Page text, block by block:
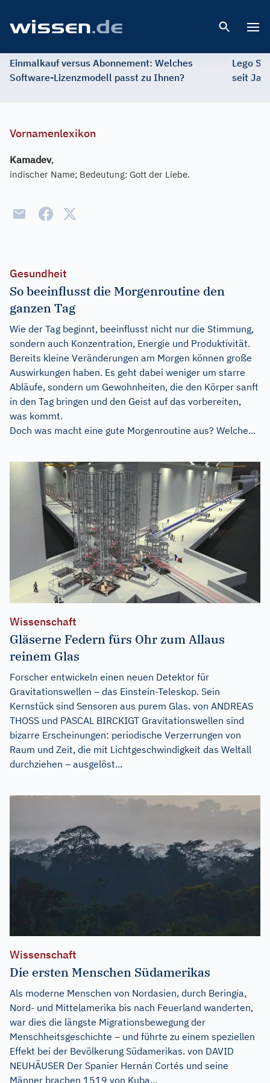
Einmalkauf versus Abonnement: Welches
Software-Lizenzmodell passt zu Ihnen?
Lego
seit
Vornamenlexikon
Kamadev,
indischer Name; Bedeutung: Gott der Liebe.
Gesundheit
So beeinflusst die Morgenroutine den
ganzen Tag
Wie der Tag beginnt, beeinflusst nicht nur die Stimmung,
sondern auch Konzentration, Energie und Produktivität.
Bereits kleine Veränderungen am Morgen können große
Auswirkungen haben. Es geht dabei weniger um starre
Abläufe, sondern um Gewohnheiten, die den Körper sanft
in den Tag bringen und den Geist auf das vorbereiten,
was kommt.
Doch was macht eine gute Morgenroutine aus? Welche...
Wissenschaft
Gläserne Federn fürs Ohr zum Allaus
reinem Glas
Forscher entwickeln einen neuen Detektor für
Gravitationswellen – das Einstein-Teleskop. Sein
Kernstück sind Sensoren aus purem Glas. von ANDREAS
THOSS und PASCAL BIRCKIGT Gravitationswellen sind
bizarre Erscheinungen: periodische Verzerrungen von
Raum und Zeit, die mit Lichtgeschwindigkeit das Weltall
durchziehen – ausgelöst...
Wissenschaft
Die ersten Menschen Südamerikas
Als moderne Menschen von Nordasien, durch Beringia,
Nord- und Mittelamerika bis nach Feuerland wanderten,
war dies die längste Migrationsbewegung der
Menschheitsgeschichte – und führte zu einem speziellen
Effekt bei der Bevölkerung Südamerikas. von DAVID
NEUHÄUSER Der Spanier Hernán Cortés und seine
Männer brachen 1519 von Kuba...